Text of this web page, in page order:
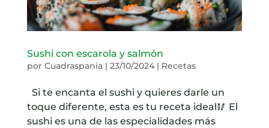
Sushi con escarola y salmón
por Cuadraspania| 23/10/2024| Recetas
Si te encanta el sushi y quieres darle un
toque diferente, esta es tu receta ideal🥢 El
sushi es una de las especialidades más